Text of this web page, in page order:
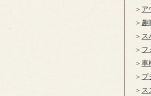
ア
趣
ス
フ
車
プ
ス